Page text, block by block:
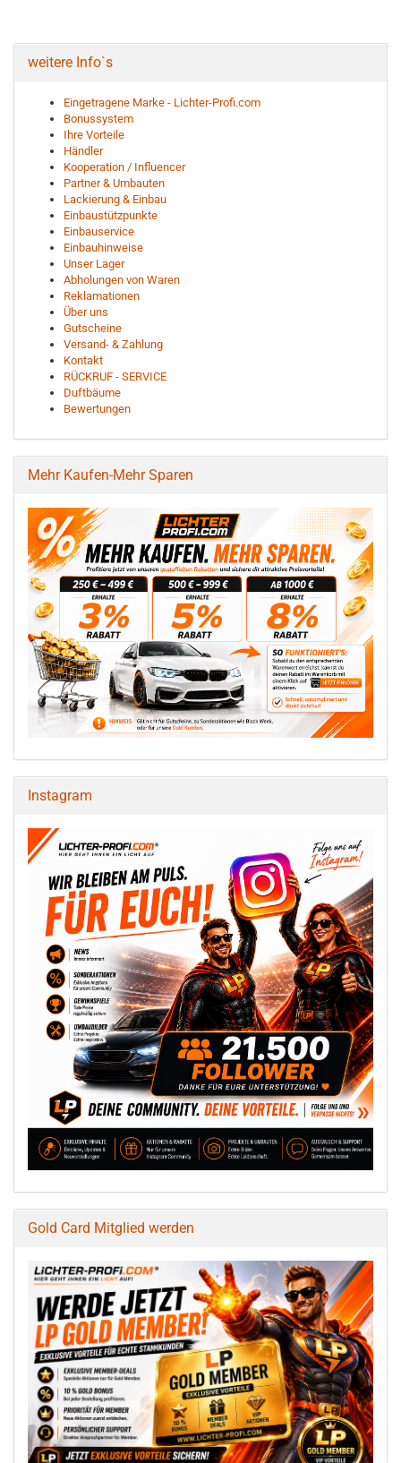
weitere Info`s
Eingetragene Marke - Lichter-Profi.com
Bonussystem
Ihre Vorteile
Händler
Kooperation / Influencer
Partner & Umbauten
Lackierung & Einbau
Einbaustützpunkte
Einbauservice
Einbauhinweise
Unser Lager
Abholungen von Waren
Reklamationen
Über uns
Gutscheine
Versand- & Zahlung
Kontakt
RÜCKRUF - SERVICE
Duftbäume
Bewertungen
Mehr Kaufen-Mehr Sparen
Instagram
Gold Card Mitglied werden